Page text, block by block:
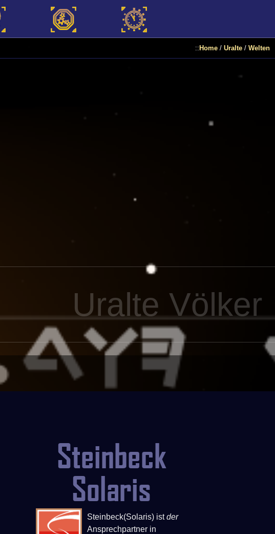
:: Home / Uralte / Welten
Uralte Völker
Steinbeck
Solaris
Steinbeck(Solaris) istder
Ansprechpartner in